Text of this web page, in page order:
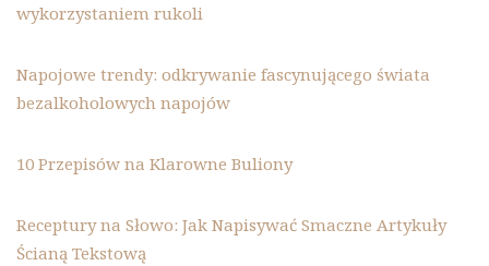
wykorzystaniem rukoli
Napojowe trendy: odkrywanie fascynującego świata
bezalkoholowych napojów
10 Przepisów na Klarowne Buliony
Receptury na Słowo: Jak Napisywać Smaczne Artykuły
Ścianą Tekstową